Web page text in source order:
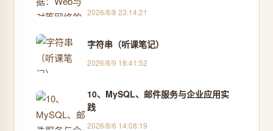
2026/8/8 23:14:21
字符串（听课笔记）
2026/8/9 18:41:52
10、MySQL、邮件服务与企业应用实
践
2026/8/6 14:08:19